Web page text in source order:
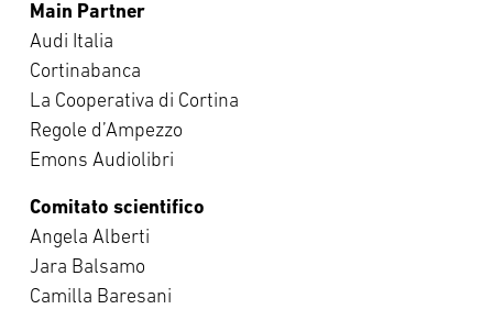
Main Partner
Audi Italia
Cortinabanca
La Cooperativa di Cortina
Regole d’Ampezzo
Emons Audiolibri
Comitato scientifico
Angela Alberti
Jara Balsamo
Camilla Baresani